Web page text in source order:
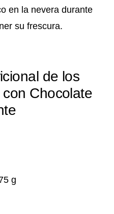
en la nevera durante
su frescura.
de los
Chocolate
g